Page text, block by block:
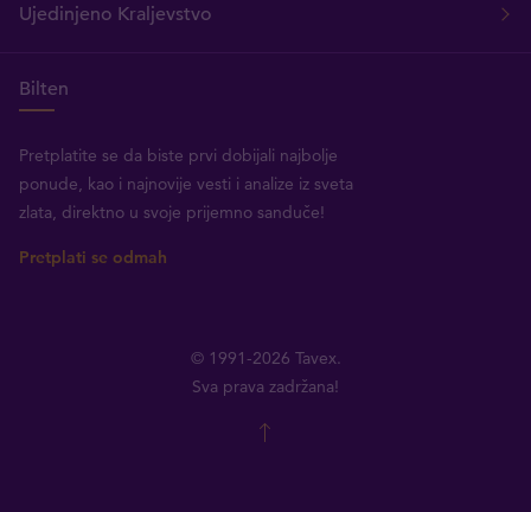
Ujedinjeno Kraljevstvo
Bilten
Pretplatite se da biste prvi dobijali najbolje
ponude, kao i najnovije vesti i analize iz sveta
zlata, direktno u svoje prijemno sanduče!
Pretplati se odmah
© 1991-2026 Tavex.
Sva prava zadržana!